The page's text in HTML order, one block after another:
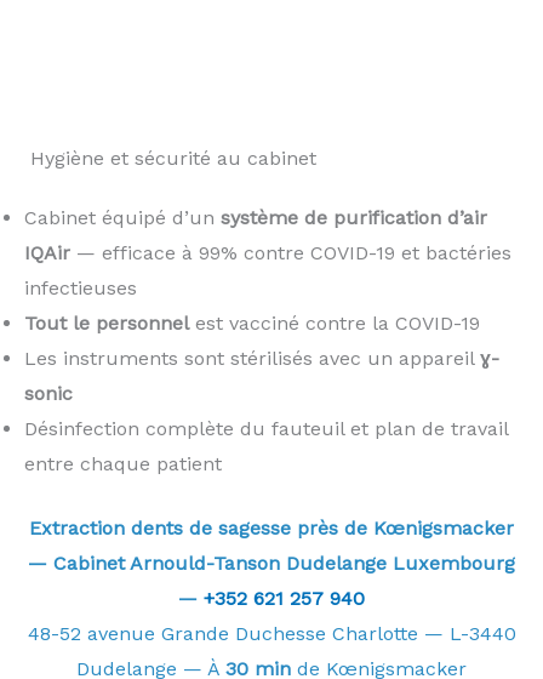
️ Hygiène et sécurité au cabinet
Cabinet équipé d’un système de purification d’air
IQAir — efficace à 99% contre COVID-19 et bactéries
infectieuses
Tout le personnelest vacciné contre la COVID-19
Les instruments sont stérilisés avec un appareil ɣ-
sonic
Désinfection complète du fauteuil et plan de travail
entre chaque patient
Extraction dents de sagesse près de Kœnigsmacker
— Cabinet Arnould-Tanson Dudelange Luxembourg
— +352 621 257 940
48-52 avenue Grande Duchesse Charlotte — L-3440
Dudelange — À 30 min de Kœnigsmacker